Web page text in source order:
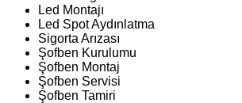
Led Montajı
Led Spot Aydınlatma
Sigorta Arızası
Şofben Kurulumu
Şofben Montaj
Şofben Servisi
Şofben Tamiri